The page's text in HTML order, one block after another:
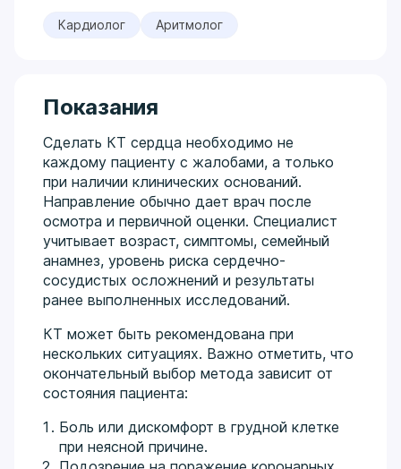
Кардиолог Аритмолог
Показания
Сделать КТ сердца необходимо не
каждому пациенту с жалобами, а только
при наличии клинических оснований.
Направление обычно дает врач после
осмотра и первичной оценки. Специалист
учитывает возраст, симптомы, семейный
анамнез, уровень риска сердечно-
сосудистых осложнений и результаты
ранее выполненных исследований.
КТ может быть рекомендована при
нескольких ситуациях. Важно отметить, что
окончательный выбор метода зависит от
состояния пациента:
Боль или дискомфорт в грудной клетке
при неясной причине.